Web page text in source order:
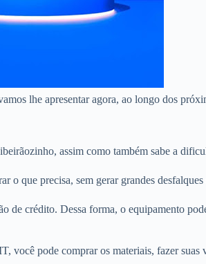
lhe apresentar agora, ao longo dos
assim como também sabe a
o que precisa, sem gerar grandes
crédito. Dessa forma, o equipamento
pode comprar os materiais, fazer